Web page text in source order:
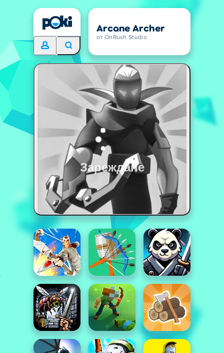
Arcane Archer
от OnRush Studio
Зареждане